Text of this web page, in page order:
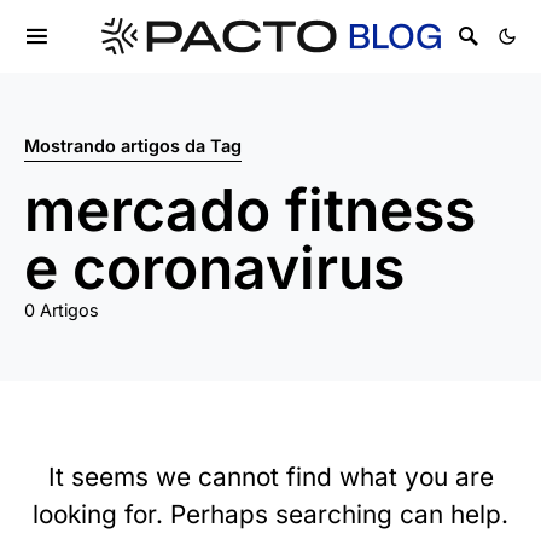
Mostrando artigos da Tag
mercado fitness
e coronavirus
0 Artigos
It seems we cannot find what you are
looking for. Perhaps searching can help.